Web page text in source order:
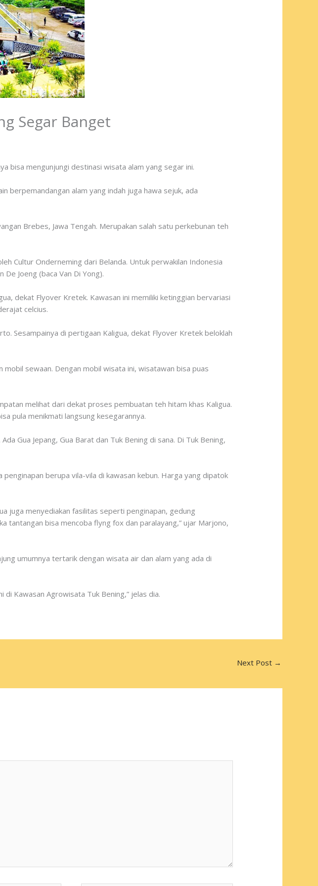
Segar Banget
bisa mengunjungi destinasi wisata alam yang segar ini.
berpemandangan alam yang indah juga hawa sejuk, ada
Brebes, Jawa Tengah. Merupakan salah satu perkebunan teh
Cultur Onderneming dari Belanda. Untuk perwakilan Indonesia
Joeng (baca Van Di Yong).
dekat Flyover Kretek. Kawasan ini memiliki ketinggian bervariasi
celcius.
Sesampainya di pertigaan Kaligua, dekat Flyover Kretek beloklah
sewaan. Dengan mobil wisata ini, wisatawan bisa puas
melihat dari dekat proses pembuatan teh hitam khas Kaligua.
pula menikmati langsung kesegarannya.
Gua Jepang, Gua Barat dan Tuk Bening di sana. Di Tuk Bening,
berupa vila-vila di kawasan kebun. Harga yang dipatok
juga menyediakan fasilitas seperti penginapan, gedung
tantangan bisa mencoba flyng fox dan paralayang,” ujar Marjono,
umumnya tertarik dengan wisata air dan alam yang ada di
di Kawasan Agrowisata Tuk Bening,” jelas dia.
Next Post →